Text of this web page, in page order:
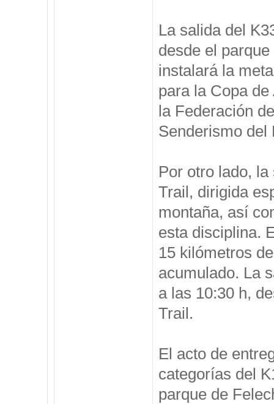
La salida del
desde el
instalará la
para la Copa
la Federación
Senderismo del
Por otro lado,
Trail, dirigida
montaña, así
esta disciplina.
15 kilómetros
acumulado. La
a las 10:30 h,
Trail.
El acto de
categorías del
parque de